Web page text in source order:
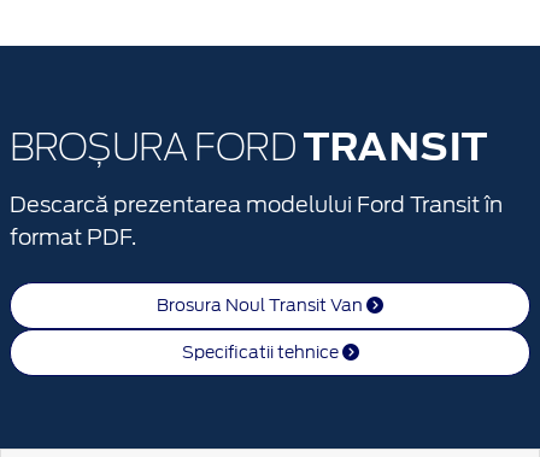
BROȘURA FORD TRANSIT
Descarcă prezentarea modelului Ford Transit în
format PDF.
Brosura Noul Transit Van
Specificatii tehnice